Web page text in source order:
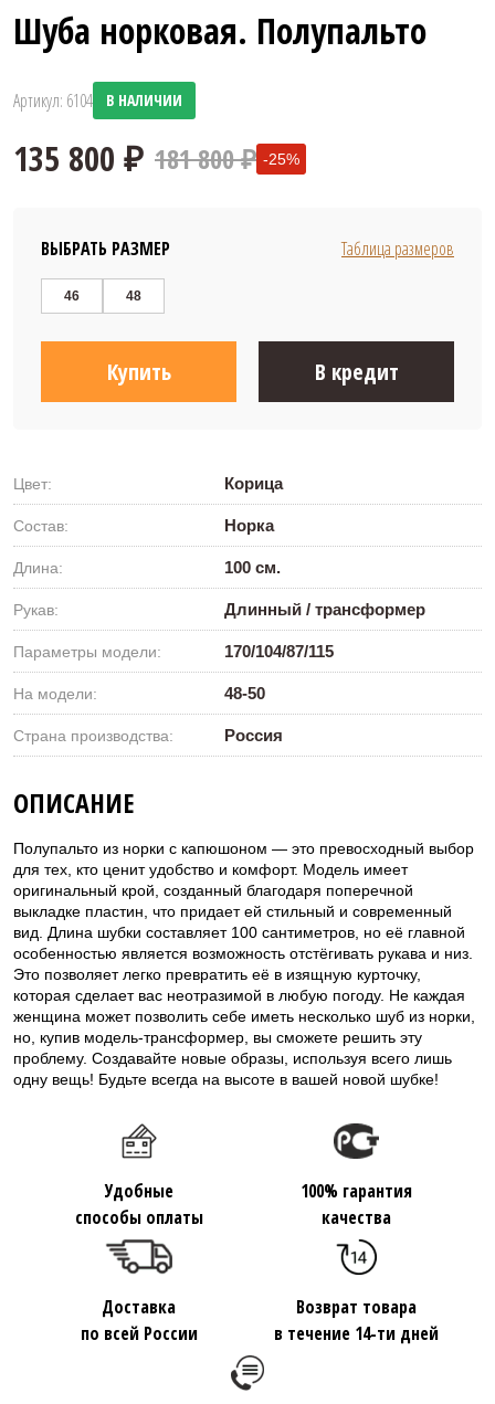
Шуба норковая. Полупальто
Артикул: 6104 В НАЛИЧИИ
135 800 ₽
181 800 ₽ -25%
ВЫБРАТЬ РАЗМЕР Таблица размеров
46 48
Купить В кредит
Цвет: Корица
Состав: Норка
Длина: 100 см.
Рукав: Длинный / трансформер
Параметры модели: 170/104/87/115
На модели: 48-50
Страна производства: Россия
ОПИСАНИЕ
Полупальто из норки с капюшоном — это превосходный выбор
для тех, кто ценит удобство и комфорт. Модель имеет
оригинальный крой, созданный благодаря поперечной
выкладке пластин, что придает ей стильный и современный
вид. Длина шубки составляет 100 сантиметров, но её главной
особенностью является возможность отстёгивать рукава и низ.
Это позволяет легко превратить её в изящную курточку,
которая сделает вас неотразимой в любую погоду. Не каждая
женщина может позволить себе иметь несколько шуб из норки,
но, купив модель-трансформер, вы сможете решить эту
проблему. Создавайте новые образы, используя всего лишь
одну вещь! Будьте всегда на высоте в вашей новой шубке!
Удобные
способы оплаты
100% гарантия
качества
Доставка
по всей России
Возврат товара
в течение 14-ти дней